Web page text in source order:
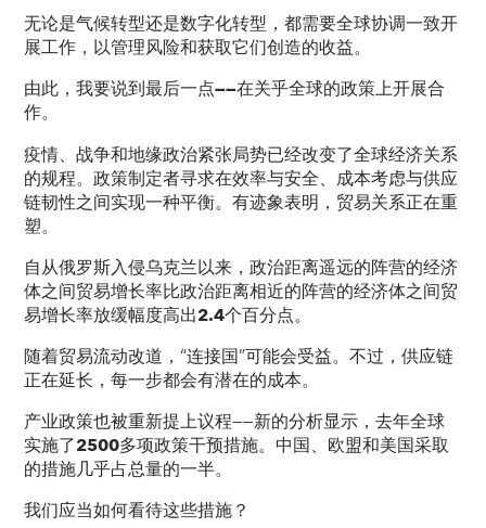
无论是气候转型还是数字化转型，都需要全球协调一致开
展工作，以管理风险和获取它们创造的收益。
由此，我要说到最后一点——在关乎全球的政策上开展合
作。
疫情、战争和地缘政治紧张局势已经改变了全球经济关系
的规程。政策制定者寻求在效率与安全、成本考虑与供应
链韧性之间实现一种平衡。有迹象表明，贸易关系正在重
塑。
自从俄罗斯入侵乌克兰以来，政治距离遥远的阵营的经济
体之间贸易增长率比政治距离相近的阵营的经济体之间贸
易增长率放缓幅度高出2.4个百分点。
随着贸易流动改道，“连接国”可能会受益。不过，供应链
正在延长，每一步都会有潜在的成本。
产业政策也被重新提上议程——新的分析显示，去年全球
实施了2500多项政策干预措施。中国、欧盟和美国采取
的措施几乎占总量的一半。
我们应当如何看待这些措施？